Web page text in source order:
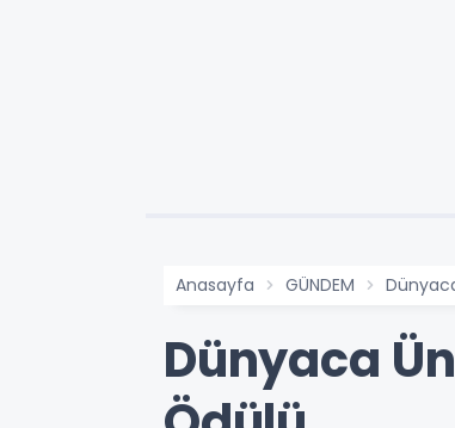
Anasayfa GÜNDEM
Dünyaca